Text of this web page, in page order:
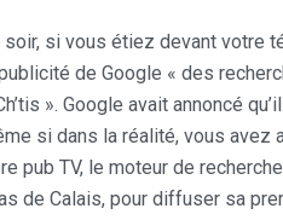
soir, si vous étiez devant votre
de Google « des
». Google avait annoncé
si dans la réalité, vous
pub TV, le moteur de
de Calais, pour diffuser sa